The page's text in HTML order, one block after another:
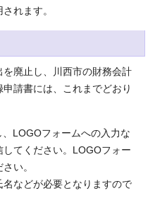
れます。
廃止し、川西市の財務会計
請書には、これまでどおり
LOGOフォームへの入力な
てください。LOGOフォー
い。
などが必要となりますので